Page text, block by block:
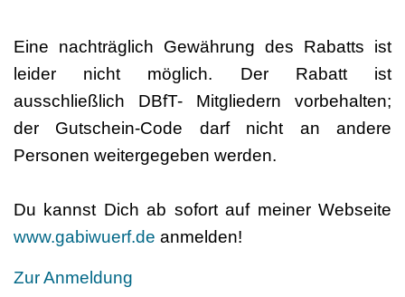
Eine nachträglich Gewährung des Rabatts ist
leider nicht möglich. Der Rabatt ist
ausschließlich DBfT- Mitgliedern vorbehalten;
der Gutschein-Code darf nicht an andere
Personen weitergegeben werden.
Du kannst Dich ab sofort auf meiner Webseite
www.gabiwuerf.de anmelden!
Zur Anmeldung